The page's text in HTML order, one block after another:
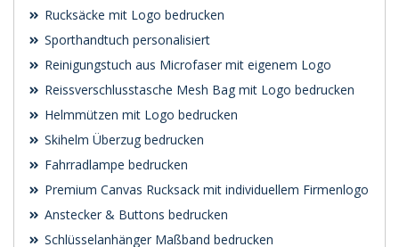
Rucksäcke mit Logo bedrucken
Sporthandtuch personalisiert
Reinigungstuch aus Microfaser mit eigenem Logo
Reissverschlusstasche Mesh Bag mit Logo bedrucken
Helmmützen mit Logo bedrucken
Skihelm Überzug bedrucken
Fahrradlampe bedrucken
Premium Canvas Rucksack mit individuellem Firmenlogo
Anstecker & Buttons bedrucken
Schlüsselanhänger Maßband bedrucken